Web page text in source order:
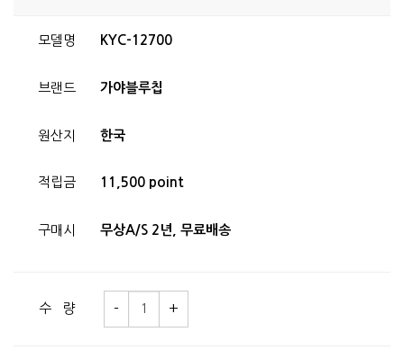
모델명 KYC-12700
브랜드 가야블루칩
원산지 한국
적립금 11,500 point
구매시 무상A/S 2년, 무료배송
수 량